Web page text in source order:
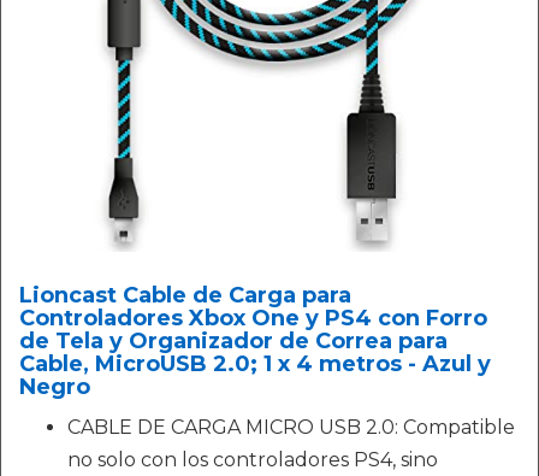
Lioncast Cable de Carga para
Controladores Xbox One y PS4 con Forro
de Tela y Organizador de Correa para
Cable, MicroUSB 2.0; 1 x 4 metros - Azul y
Negro
CABLE DE CARGA MICRO USB 2.0: Compatible
no solo con los controladores PS4, sino